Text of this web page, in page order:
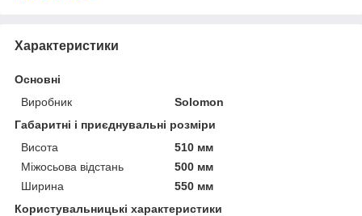
Характеристики
Основні
Виробник
Solomon
Габаритні і приєднувальні розміри
Висота
510 мм
Міжосьова відстань
500 мм
Ширина
550 мм
Користувальницькі характеристики